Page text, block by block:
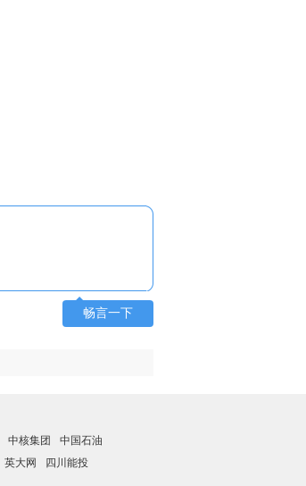
畅言一下
中核集团
中国石油
英大网 四川能投